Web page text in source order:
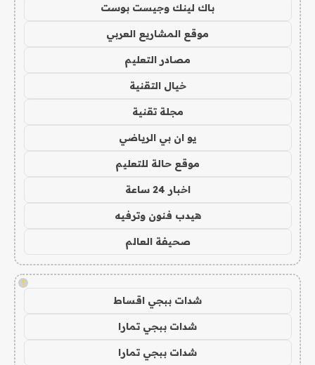
باك لينك وجيست بوست
موقع المشاريع العربي
مصادر التعليم
خيال التقنية
مجلة تقنية
يو ان بي الرياضي
موقع حالة للتعليم
اخبار 24 ساعة
هيدب فنون وترفيه
صحيفة العالم
!
شدات ببجي اقساط
شدات ببجي تمارا
شدات ببجي تمارا